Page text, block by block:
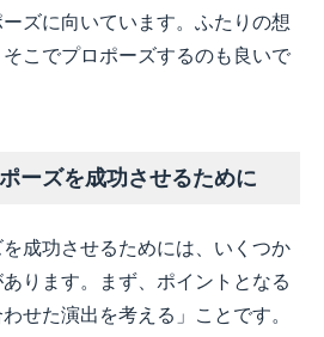
ズに向いています。ふたりの想
こでプロポーズするのも良いで
ーズを成功させるために
成功させるためには、いくつか
ります。まず、ポイントとなる
せた演出を考える」ことです。